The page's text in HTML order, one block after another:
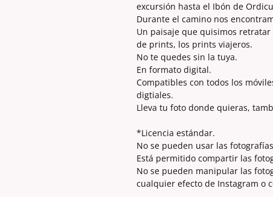
excursión hasta el Ibón de
Durante el camino nos
Un paisaje que quisimos
de prints, los prints viajeros.
No te quedes sin la tuya.
En formato digital.
Compatibles con todos los
digtiales.
Lleva tu foto donde quieras,
*Licencia estándar.
No se pueden usar las
Está permitido compartir las
No se pueden manipular las
cualquier efecto de Instagram o